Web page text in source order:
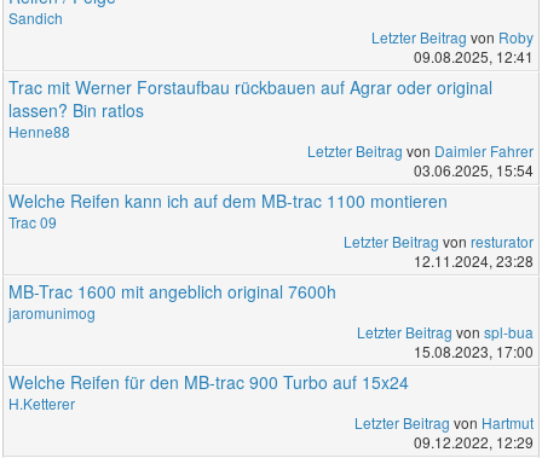
Sandich
Letzter Beitrag von Roby
09.08.2025, 12:41
Trac mit Werner Forstaufbau rückbauen auf Agrar oder original
lassen? Bin ratlos
Henne88
Letzter Beitrag von Daimler Fahrer
03.06.2025, 15:54
Welche Reifen kann ich auf dem MB-trac 1100 montieren
Trac 09
Letzter Beitrag von resturator
12.11.2024, 23:28
MB-Trac 1600 mit angeblich original 7600h
jaromunimog
Letzter Beitrag von spl-bua
15.08.2023, 17:00
Welche Reifen für den MB-trac 900 Turbo auf 15x24
H.Ketterer
Letzter Beitrag von Hartmut
09.12.2022, 12:29